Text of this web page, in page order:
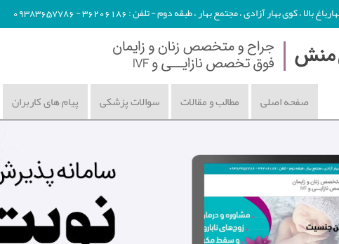
، کوی بهار آزادی ، مجتمع بهار ، طبقه دوم - تلفن : 36206186 - 09383657786
صفحه اصلی مطالب و مقالات سوالات پزشکی پیام های کاربران